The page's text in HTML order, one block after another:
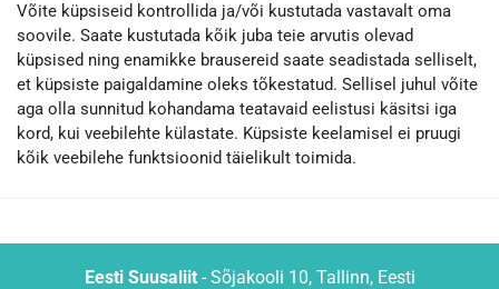
Võite küpsiseid kontrollida ja/või kustutada vastavalt oma
soovile. Saate kustutada kõik juba teie arvutis olevad
küpsised ning enamikke brausereid saate seadistada selliselt,
et küpsiste paigaldamine oleks tõkestatud. Sellisel juhul võite
aga olla sunnitud kohandama teatavaid eelistusi käsitsi iga
kord, kui veebilehte külastate. Küpsiste keelamisel ei pruugi
kõik veebilehe funktsioonid täielikult toimida.
Eesti Suusaliit- Sõjakooli 10, Tallinn, Eesti